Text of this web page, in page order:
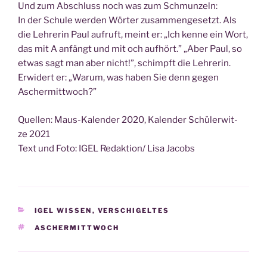
Und zum Abschluss noch was zum Schmunzeln:
In der Schu­le wer­den Wör­ter zusam­men­ge­setzt. Als
die Leh­re­rin Paul auf­ruft, meint er: „Ich ken­ne ein Wort,
das mit A anfängt und mit och auf­hört.” „Aber Paul, so
etwas sagt man aber nicht!”, schimpft die Leh­re­rin.
Erwi­dert er: „War­um, was haben Sie denn gegen
Aschermittwoch?”
Quel­len: Maus-Kalen­der 2020, Kalen­der Schü­ler­wit­
ze 2021
Text und Foto: IGEL Redaktion/ Lisa Jacobs
KATEGORIEN
IGEL WISSEN , VERSCHIGELTES
SCHLAGWÖRTER
ASCHERMITTWOCH